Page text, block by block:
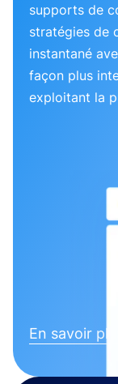
supports de
stratégies de
instantané
façon plus
exploitant la
En savoir plus